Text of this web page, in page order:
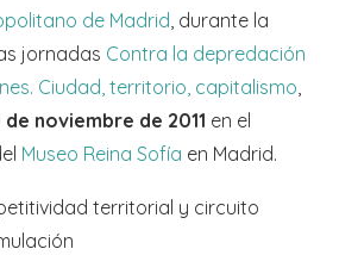
de Madrid , durante la
jornadas Contra la depredación
Ciudad, territorio, capitalismo
de noviembre de 2011 en el
Museo Reina Sofía en Madrid.
territorial y circuito